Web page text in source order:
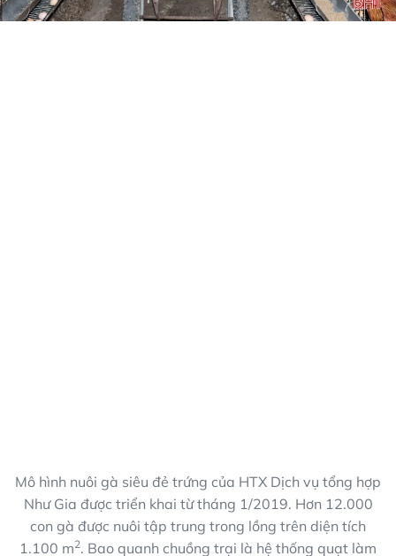
Mô hình nuôi gà siêu đẻ trứng của HTX Dịch vụ tổng hợp
Như Gia được triển khai từ tháng 1/2019. Hơn 12.000
con gà được nuôi tập trung trong lồng trên diện tích
1.100 m2. Bao quanh chuồng trại là hệ thống quạt làm